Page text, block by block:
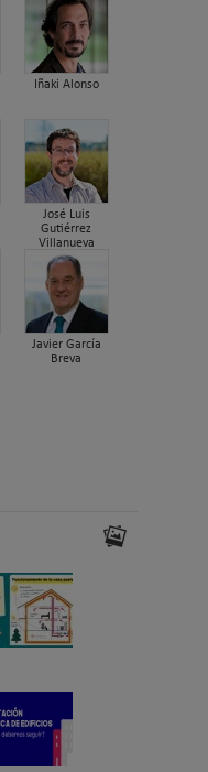
Iñaki Alonso
José Luis
Gutiérrez
Villanueva
Javier García
Breva